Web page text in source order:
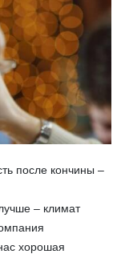
после кончины –
– климат
хорошая